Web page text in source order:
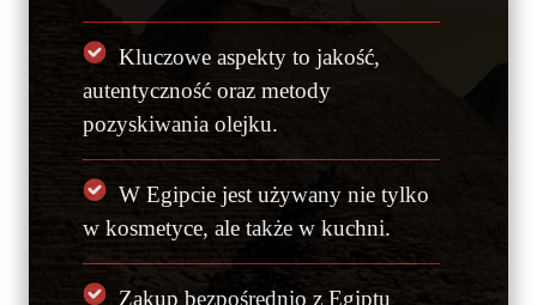
Kluczowe aspekty to jakość,
autentyczność oraz metody
pozyskiwania olejku.
W Egipcie jest używany nie tylko
w kosmetyce, ale także w kuchni.
Zakup bezpośrednio z Egiptu